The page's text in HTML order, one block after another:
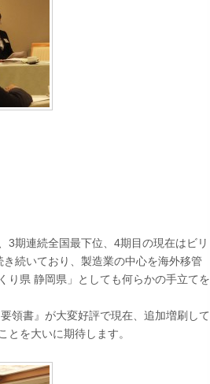
3期連続全国最下位、4期目の現在はビリ
続いており、製造業の中心を海外移管
り県 静岡県」としても何らかの手立てを
領書』が大変好評で現在、追加増刷して
とを大いに期待します。